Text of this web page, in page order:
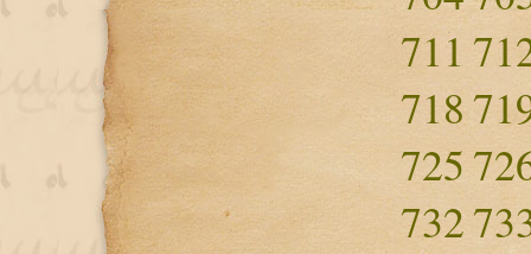
711
718
725
732